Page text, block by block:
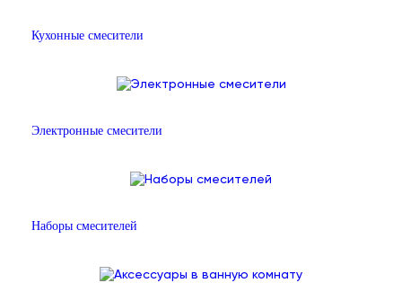
Кухонные смесители
Электронные смесители
Наборы смесителей